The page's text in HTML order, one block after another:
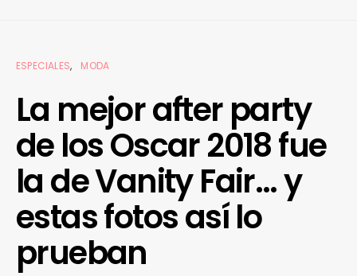
ESPECIALES MODA
La mejor after party
de los Oscar 2018 fue
la de Vanity Fair… y
estas fotos así lo
prueban